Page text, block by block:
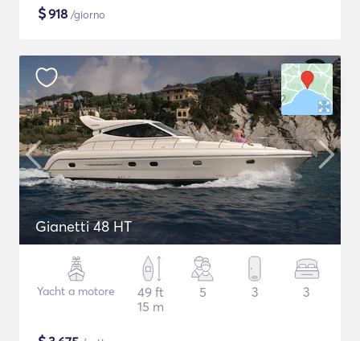
$918 /giorno
Gianetti 48 HT
Yacht a motore
49 ft
15 m
5 3 3